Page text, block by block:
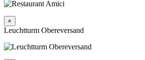
×
Leuchtturm Obereversand